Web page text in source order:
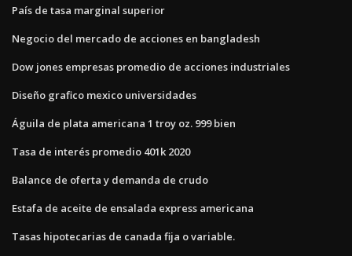
País de tasa marginal superior
Negocio del mercado de acciones en bangladesh
Dow jones empresas promedio de acciones industriales
Diseño grafico mexico universidades
Águila de plata americana 1 troy oz. 999 bien
Tasa de interés promedio 401k 2020
Balance de oferta y demanda de crudo
Estafa de aceite de ensalada express americana
Tasas hipotecarias de canada fija o variable.